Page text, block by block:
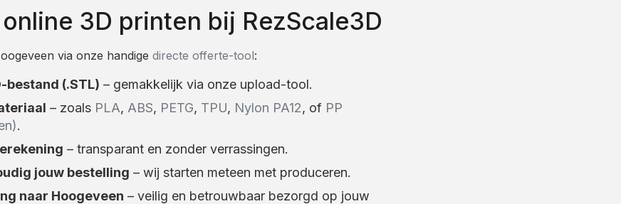
3D printen bij RezScale3D
via onze handige directe offerte-tool:
bestand (.STL) – gemakkelijk via onze upload-tool.
– zoals PLA, ABS, PETG, TPU, Nylon PA12, of PP
.
– transparant en zonder verrassingen.
jouw bestelling – wij starten meteen met produceren.
naar Hoogeveen – veilig en betrouwbaar bezorgd op jouw